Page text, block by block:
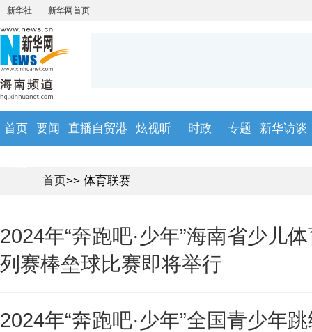
首页 要闻 直播自贸港 炫视听 时政 专题 新华访谈
首页>> 体育联赛
2024年“奔跑吧·少年”海南省少儿
列赛棒垒球比赛即将举行
2024年“奔跑吧·少年”全国青少年